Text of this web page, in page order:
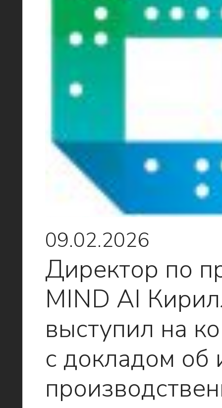
09.02.2026
Директор по
MIND AI
выступил на
с докладом об